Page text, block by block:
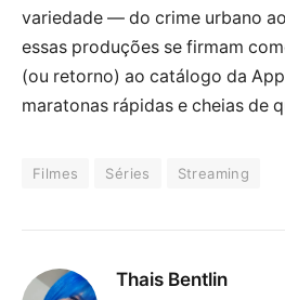
variedade — do crime urbano
essas produções se firmam
(ou retorno) ao catálogo da
maratonas rápidas e cheias de
Filmes Séries Streaming
Thais Bentlin